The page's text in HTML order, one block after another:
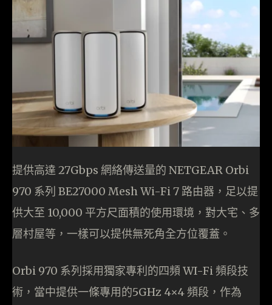
提供高達 27Gbps 網絡傳送量的 NETGEAR Orbi
970 系列 BE27000 Mesh Wi-Fi 7 路由器，足以提
供大至 10,000 平方尺面積的使用環境，對大宅、多
層村屋等，一樣可以提供無死角全方位覆蓋。
Orbi 970 系列採用獨家專利的四頻 WI-Fi 頻段技
術，當中提供一條專用的5GHz 4×4 頻段，作為